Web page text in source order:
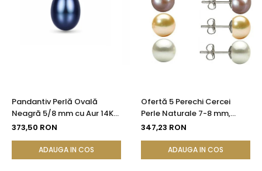
Pandantiv Perlă Ovală
Neagră 5/8 mm cu Aur 14K
(aur 585) | KASKADDA®
373,50 RON
ADAUGA IN COS
Ofertă 5 Perechi Cercei
Perle Naturale 7-8 mm,
Argint 925 - Alb, Crem,
KASKADDA®
347,23 RON
ADAUGA IN COS